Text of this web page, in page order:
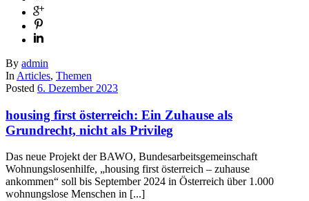
By admin
In Articles, Themen
Posted 6. Dezember 2023
housing first österreich: Ein Zuhause als
Grundrecht, nicht als Privileg
Das neue Projekt der BAWO, Bundesarbeitsgemeinschaft
Wohnungslosenhilfe, „housing first österreich – zuhause
ankommen“ soll bis September 2024 in Österreich über 1.000
wohnungslose Menschen in [...]